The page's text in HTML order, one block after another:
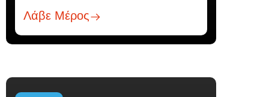
Λάβε Μέρος